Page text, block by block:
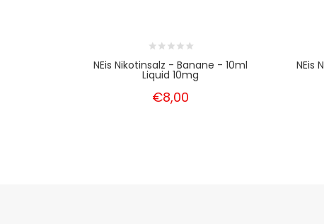
NEis Nikotinsalz - Banane - 10ml
Liquid 10mg
€8,00
NEis